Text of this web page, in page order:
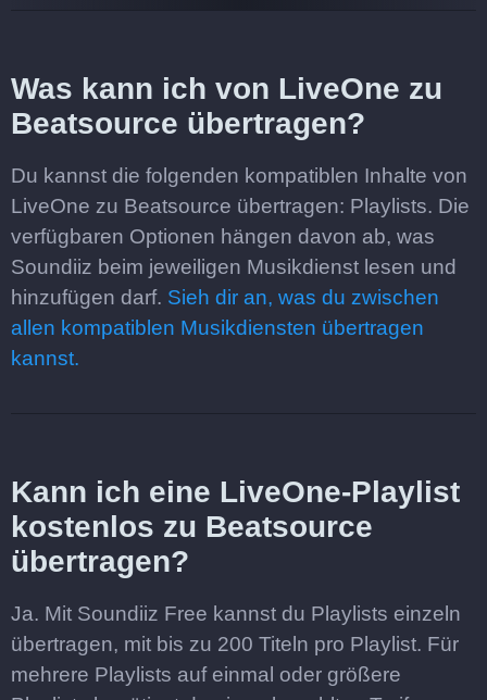
Was kann ich von LiveOne zu
Beatsource übertragen?
Du kannst die folgenden kompatiblen Inhalte von
LiveOne zu Beatsource übertragen: Playlists. Die
verfügbaren Optionen hängen davon ab, was
Soundiiz beim jeweiligen Musikdienst lesen und
hinzufügen darf. Sieh dir an, was du zwischen
allen kompatiblen Musikdiensten übertragen
kannst.
Kann ich eine LiveOne-Playlist
kostenlos zu Beatsource
übertragen?
Ja. Mit Soundiiz Free kannst du Playlists einzeln
übertragen, mit bis zu 200 Titeln pro Playlist. Für
mehrere Playlists auf einmal oder größere